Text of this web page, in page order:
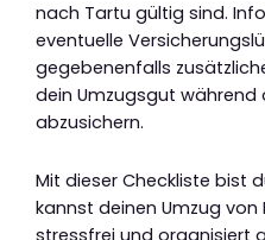
nach Tartu gültig sind.
eventuelle
gegebenenfalls
dein Umzugsgut während
abzusichern.
Mit dieser Checkliste bist
kannst deinen Umzug
stressfrei und organisiert